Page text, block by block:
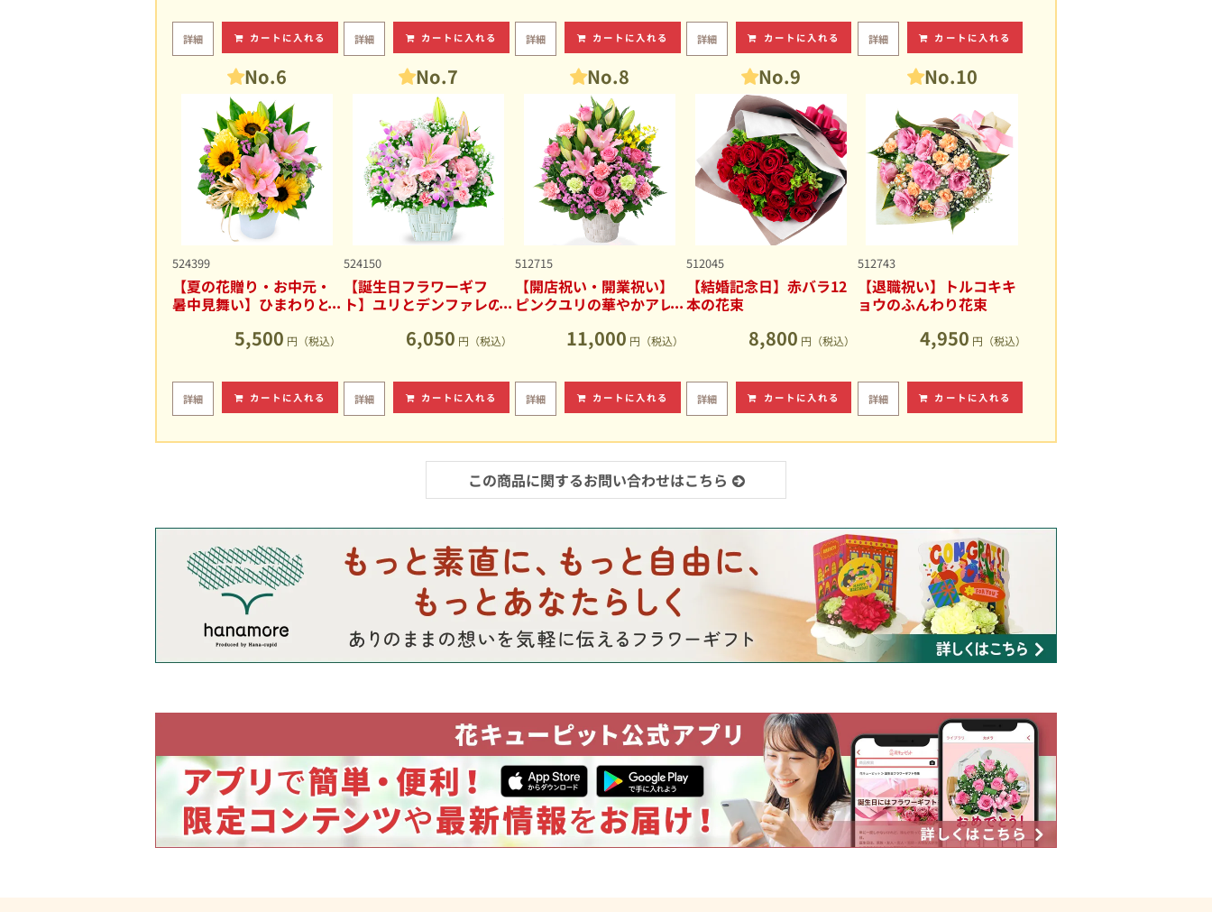
詳細 カートに入れる 詳細 カートに入れる 詳細 カートに入れる 詳細 カートに入れる 詳細 カートに入れる
No.6
524399
【夏の花贈り・お中元・
暑中見舞い】ひまわりと
5,500 円（税込）
詳細 カートに入れる
No.7
524150
【誕生日フラワーギフ
ト】ユリとデンファレの
6,050 円（税込）
詳細 カートに入れる
No.8
512715
【開店祝い・開業祝い】
ピンクユリの華やかアレ
11,000 円（税込）
詳細 カートに入れる
No.9
512045
【結婚記念日】赤バラ12
本の花束
8,800 円（税込）
詳細 カートに入れる
No.10
512743
【退職祝い】トルコキキ
ョウのふんわり花束
4,950 円（税込）
詳細 カートに入れる
この商品に関するお問い合わせはこちら